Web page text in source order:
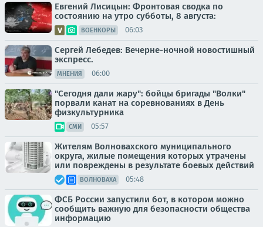
Евгений Лисицын: Фронтовая сводка по
состоянию на утро субботы, 8 августа:
ВОЕНКОРЫ 06:03
Сергей Лебедев: Вечерне-ночной новостишный
экспресс.
МНЕНИЯ 06:00
"Сегодня дали жару": бойцы бригады "Волки"
порвали канат на соревнованиях в День
физкультурника
СМИ 05:57
Жителям Волновахского муниципального
округа, жилые помещения которых утрачены
или повреждены в результате боевых действий
ВОЛНОВАХА 05:48
ФСБ России запустили бот, в котором можно
сообщить важную для безопасности общества
информацию